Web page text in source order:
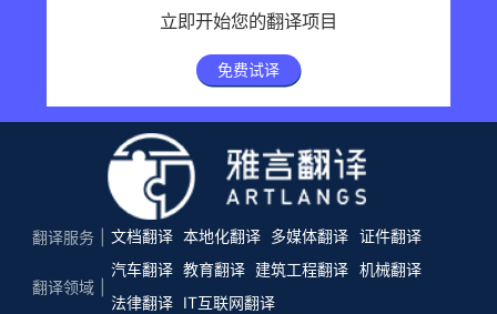
立即开始您的翻译项目
免费试译
翻译服务 文档翻译 本地化翻译 多媒体翻译 证件翻译
翻译领域
汽车翻译 教育翻译 建筑工程翻译 机械翻译
法律翻译
IT互联网翻译